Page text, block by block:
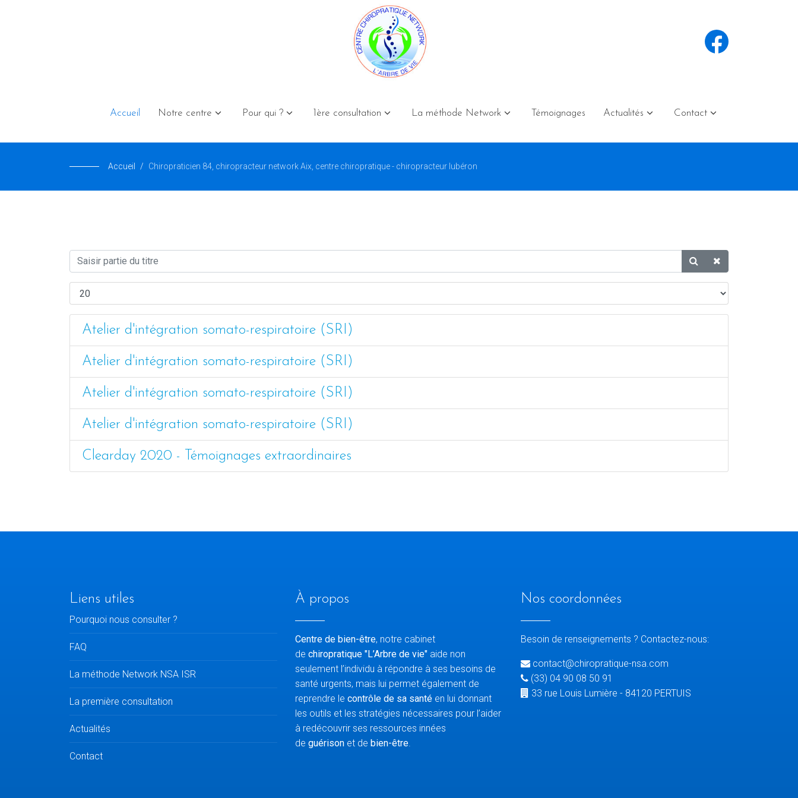
Accueil Notre centre Pour qui ? 1ère consultation La méthode Network Témoignages Actualités Contact
Accueil Chiropraticien 84, chiropracteur network Aix, centre chiropratique - chiropracteur lubéron
Atelier d'intégration somato-respiratoire (SRI)
Atelier d'intégration somato-respiratoire (SRI)
Atelier d'intégration somato-respiratoire (SRI)
Atelier d'intégration somato-respiratoire (SRI)
Clearday 2020 - Témoignages extraordinaires
Liens utiles
Pourquoi nous consulter ?
FAQ
La méthode Network NSA ISR
La première consultation
Actualités
Contact
À propos
Centre de bien-être, notre cabinet
de chiropratique "L’Arbre de vie" aide non
seulement l’individu à répondre à ses besoins de
santé urgents, mais lui permet également de
reprendre le contrôle de sa santé en lui donnant
les outils et les stratégies nécessaires pour l’aider
à redécouvrir ses ressources innées
de guérison et de bien-être.
Nos coordonnées
Besoin de renseignements ? Contactez-nous:
contact@chiropratique-nsa.com
(33) 04 90 08 50 91
33 rue Louis Lumière - 84120 PERTUIS